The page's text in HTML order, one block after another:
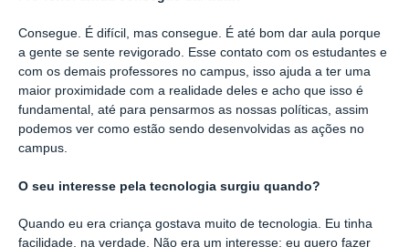
Consegue. É difícil, mas consegue. É até bom dar aula porque
a gente se sente revigorado. Esse contato com os estudantes e
com os demais professores no campus, isso ajuda a ter uma
maior proximidade com a realidade deles e acho que isso é
fundamental, até para pensarmos as nossas políticas, assim
podemos ver como estão sendo desenvolvidas as ações no
campus.
O seu interesse pela tecnologia surgiu quando?
Quando eu era criança gostava muito de tecnologia. Eu tinha
facilidade, na verdade. Não era um interesse: eu quero fazer